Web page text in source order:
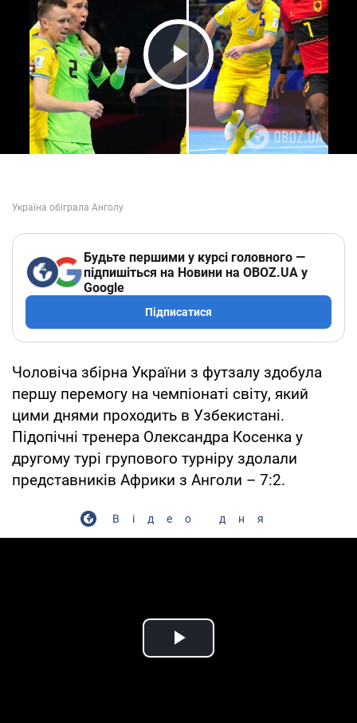
Play Video
Будьте першими у курсі головного —
підпишіться на Новини на OBOZ.UA у
Google
Підписатися
Чоловіча збірна України з футзалу здобула
першу перемогу на чемпіонаті світу, який
цими днями проходить в Узбекистані.
Підопічні тренера Олександра Косенка у
другому турі групового турніру здолали
представників Африки з Анголи – 7:2.
Відео дня
Play Video